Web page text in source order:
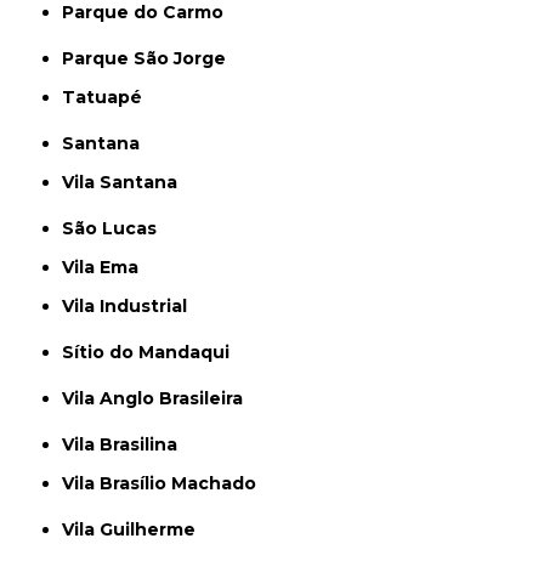
Parque do Carmo
Parque São Jorge
Tatuapé
Santana
Vila Santana
São Lucas
Vila Ema
Vila Industrial
Sítio do Mandaqui
Vila Anglo Brasileira
Vila Brasilina
Vila Brasílio Machado
Vila Guilherme